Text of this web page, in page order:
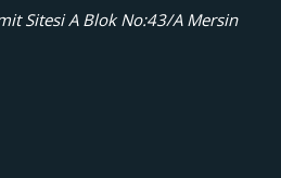
Sitesi A Blok No:43/A Mersin